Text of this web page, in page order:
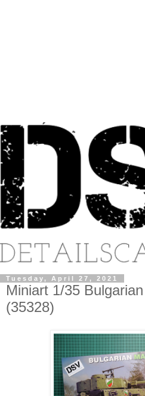
Tuesday, April 27, 2021
Miniart 1/35
(35328)